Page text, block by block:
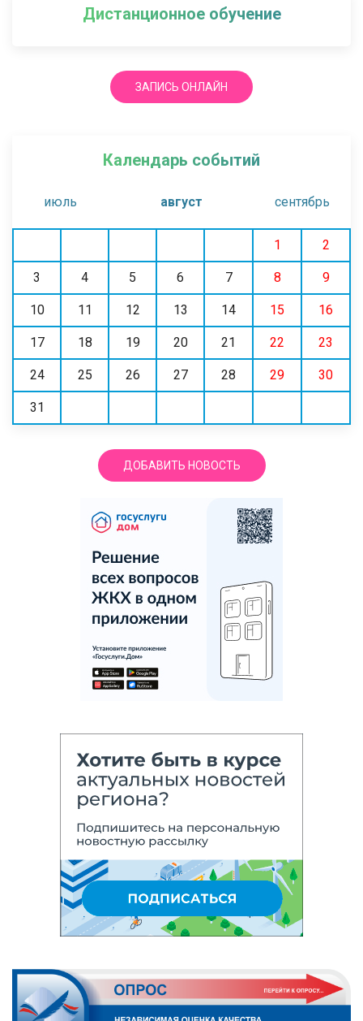
Дистанционное обучение
ЗАПИСЬ ОНЛАЙН
Календарь событий
июль август сентябрь
1 2
3 4 5 6 7 8 9
10 11 12 13 14 15 16
17 18 19 20 21 22 23
24 25 26 27 28 29 30
31
ДОБАВИТЬ НОВОСТЬ